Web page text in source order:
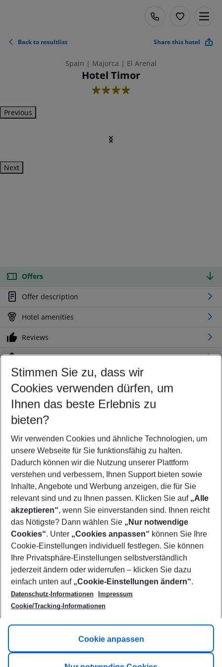
Back to resultlist Share this hotel
Spain | Majorca | El Arenal
Hotel Timor
4
Previous
Next
Offers
Offer description
Hotel amenities
Reviews
Location
Customize your offer
Find the perfect deal which suits your best
Your departure airport
Any airport
Select your date range
12/08/26–10/08/27 5-8 nights
Who will travel
2 adults No children
Show more filter
Footer
Footer navigation
Title A
Link A
Stimmen Sie zu, dass wir
Cookies verwenden dürfen, um
Ihnen das beste Erlebnis zu
bieten?
Wir verwenden Cookies und ähnliche Technologien, um
unsere Webseite für Sie funktionsfähig zu halten.
Dadurch können wir die Nutzung unserer Plattform
verstehen und verbessern, Ihnen Support bieten sowie
Inhalte, Angebote und Werbung anzeigen, die für Sie
relevant sind und zu Ihnen passen. Klicken Sie auf „Alle
akzeptieren“, wenn Sie einverstanden sind. Ihnen reicht
das Nötigste? Dann wählen Sie „Nur notwendige
Cookies“. Unter „Cookies anpassen“ können Sie Ihre
Cookie-Einstellungen individuell festlegen. Sie können
Ihre Privatsphäre-Einstellungen selbstverständlich
jederzeit ändern oder widerrufen – klicken Sie dazu
einfach unten auf „Cookie-Einstellungen ändern“.
Datenschutz-Informationen
Impressum
Cookie/Tracking-Informationen
Cookie anpassen